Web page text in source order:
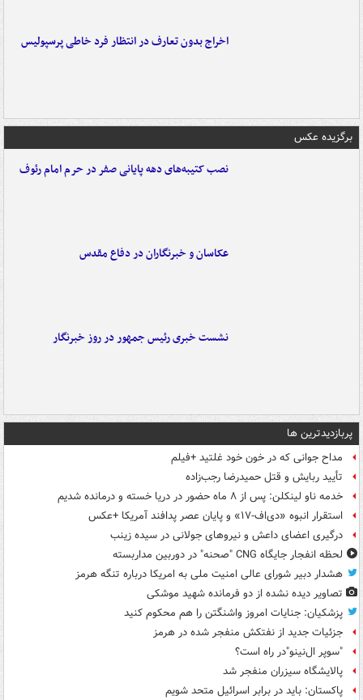
اخراج بدون تعارف در انتظار فرد خاطی پرسپولیس
برگزیده عکس
نصب کتیبه‌های دهه پایانی صفر در حرم امام رئوف
عکاسان و خبرنگاران در دفاع مقدس
نشست خبری رئیس جمهور در روز خبرنگار
پربازدیدترین ها
مداح جوانی که در خون خود غلتید +فیلم
تأیید ربایش و قتل حمیدرضا رجب‌زاده
خدمه ناو لینکلن: پس از ۸ ماه حضور در دریا خسته و درمانده‌ شدیم
استقرار انبوه «دی‌اف‑۱۷» و پایان عصر پدافند آمریکا +عکس
درگیری اعضای داعش و نیروهای جولانی در سیده زینب
لحظه انفجار جایگاه CNG "صحنه" در دوربین مداربسته
هشدار دبیر شورای عالی امنیت ملی به امریکا درباره تنگه هرمز
تصاویر دیده‌ نشده از دو فرمانده شهید موشکی
پزشکیان: جنایات امروز واشنگتن را هم محکوم کنید
جزئیات جدید از نفتکش منفجر شده در هرمز
"سوپر ال‌نینو"در راه است؟
پالایشگاه سیزران منفجر شد
پاکستان: باید در برابر اسرائیل متحد شویم